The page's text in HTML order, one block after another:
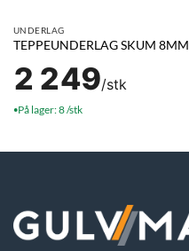
UNDERLAG
TEPPEUNDERLAG SKUM 8MM
2 249/stk
●På lager: 8 /stk